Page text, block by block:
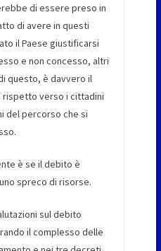
di essere preso in
di avere in questi
il Paese giustificarsi
e non concesso, altri
questo, è davvero il
rispetto verso i cittadini
del percorso che si
è se il debito è
spreco di risorse.
sul debito
il complesso delle